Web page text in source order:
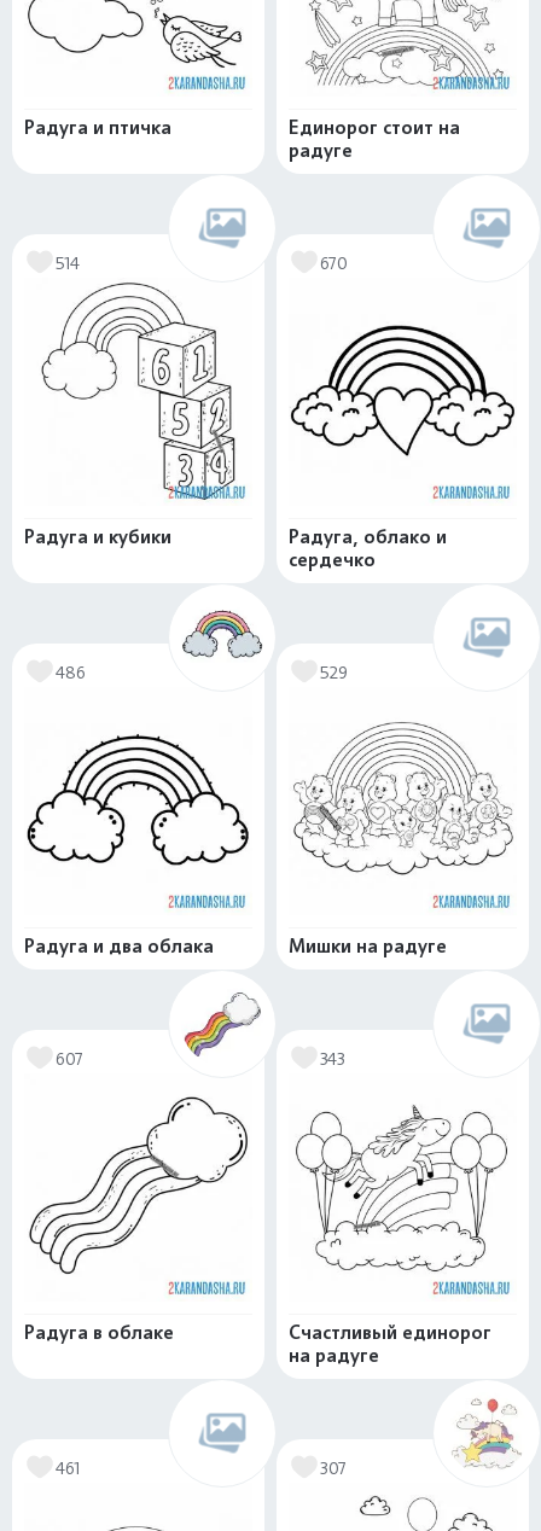
Радуга и птичка
Единорог стоит на
радуге
514
Радуга и кубики
670
Радуга, облако и
сердечко
486
Радуга и два облака
529
Мишки на радуге
607
Радуга в облаке
343
Счастливый единорог
на радуге
461 307